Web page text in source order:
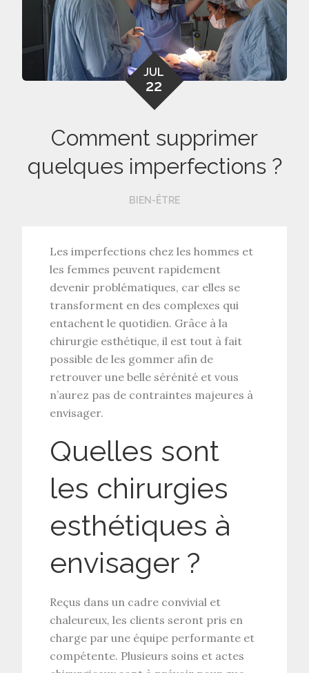
JUL
22
Comment supprimer
quelques imperfections ?
BIEN-ÊTRE
Les imperfections chez les hommes et
les femmes peuvent rapidement
devenir problématiques, car elles se
transforment en des complexes qui
entachent le quotidien. Grâce à la
chirurgie esthétique, il est tout à fait
possible de les gommer afin de
retrouver une belle sérénité et vous
n’aurez pas de contraintes majeures à
envisager.
Quelles sont
les chirurgies
esthétiques à
envisager ?
Reçus dans un cadre convivial et
chaleureux, les clients seront pris en
charge par une équipe performante et
compétente. Plusieurs soins et actes